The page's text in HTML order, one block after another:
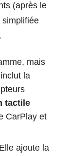
(après le
simplifiée
mais
la
tactile
CarPlay et
ajoute la